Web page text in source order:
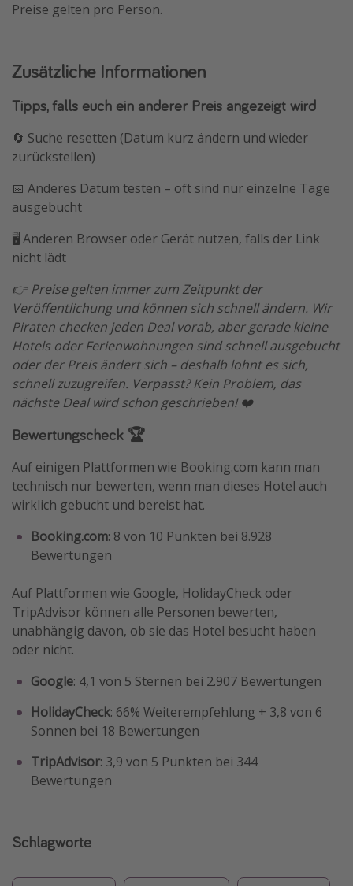
Preise gelten pro Person.
Zusätzliche Informationen
Tipps, falls euch ein anderer Preis angezeigt wird
🔄 Suche resetten (Datum kurz ändern und wieder
zurückstellen)
📅 Anderes Datum testen – oft sind nur einzelne Tage
ausgebucht
🖥️ Anderen Browser oder Gerät nutzen, falls der Link
nicht lädt
👉 Preise gelten immer zum Zeitpunkt der
Veröffentlichung und können sich schnell ändern. Wir
Piraten checken jeden Deal vorab, aber gerade kleine
Hotels oder Ferienwohnungen sind schnell ausgebucht
oder der Preis ändert sich – deshalb lohnt es sich,
schnell zuzugreifen. Verpasst? Kein Problem, das
nächste Deal wird schon geschrieben! ❤️
Bewertungscheck 🏆
Auf einigen Plattformen wie Booking.com kann man
technisch nur bewerten, wenn man dieses Hotel auch
wirklich gebucht und bereist hat.
Booking.com: 8 von 10 Punkten bei 8.928
Bewertungen
Auf Plattformen wie Google, HolidayCheck oder
TripAdvisor können alle Personen bewerten,
unabhängig davon, ob sie das Hotel besucht haben
oder nicht.
Google: 4,1 von 5 Sternen bei 2.907 Bewertungen
HolidayCheck: 66% Weiterempfehlung + 3,8 von 6
Sonnen bei 18 Bewertungen
TripAdvisor: 3,9 von 5 Punkten bei 344
Bewertungen
Schlagworte